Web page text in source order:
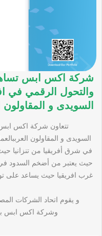
شركة اكس ابس تساهم
والتحول الرقمي في
السويدى و المقاولون
تتعاون شركة اكس ابس
السويدى و المقاولون
في شرق أفريقيا من تنزانيا
حيث يعتبر من أضخم السدود في
غرب افريقيا حيث يساعد على
و يقوم اتحاد الشركات
وشركة اكس ابس